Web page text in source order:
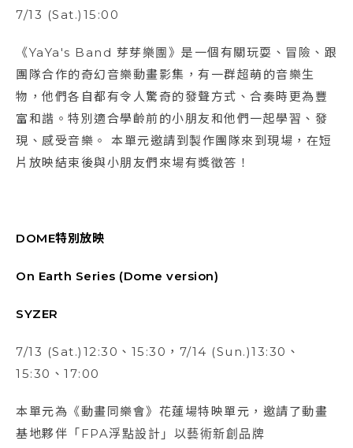
7/13 (Sat.)15:00
《YaYa's Band 芽芽樂團》是一個有關玩耍、冒險、跟
團隊合作的奇幻音樂動畫影集，有⼀群超萌的音樂⽣
物，他們各⾃都有令⼈驚奇的發聲⽅式、合奏時更為豐
富和諧。特別適合學齡前的小朋友和他們一起學習、發
現、感受音樂。 本單元邀請到製作團隊來到現場，在短
片放映結束後與小朋友們來場有獎徵答！
DOME特別放映
On Earth Series (Dome version)
SYZER
7/13 (Sat.)12:30、15:30，7/14 (Sun.)13:30、
15:30、17:00
本單元為《動畫同樂會》花蓮場特映單元，邀請了動畫
基地夥伴「FPA浮點設計」以藝術新創品牌